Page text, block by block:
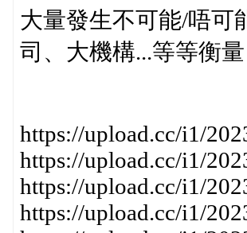
大量發生不可能/唔可
司、大機構...等等衡
https://upload.cc/i1/
https://upload.cc/i1/
https://upload.cc/i1/
https://upload.cc/i1/